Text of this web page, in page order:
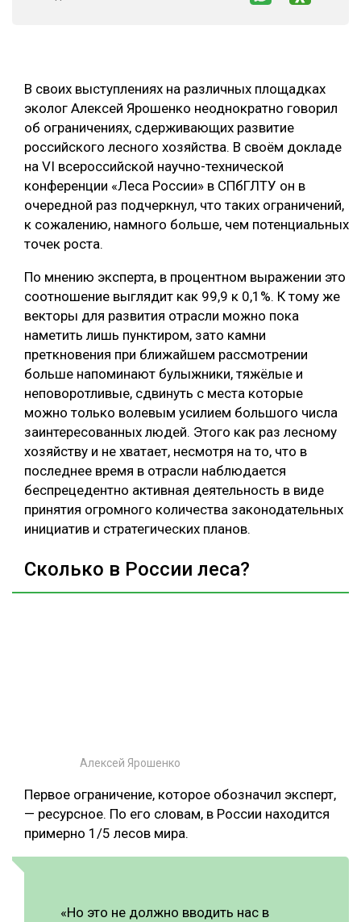
В своих выступлениях на различных площадках
эколог Алексей Ярошенко неоднократно говорил
об ограничениях, сдерживающих развитие
российского лесного хозяйства. В своём докладе
на VI всероссийской научно-технической
конференции «Леса России» в СПбГЛТУ он в
очередной раз подчеркнул, что таких ограничений,
к сожалению, намного больше, чем потенциальных
точек роста.
По мнению эксперта, в процентном выражении это
соотношение выглядит как 99,9 к 0,1%. К тому же
векторы для развития отрасли можно пока
наметить лишь пунктиром, зато камни
преткновения при ближайшем рассмотрении
больше напоминают булыжники, тяжёлые и
неповоротливые, сдвинуть с места которые
можно только волевым усилием большого числа
заинтересованных людей. Этого как раз лесному
хозяйству и не хватает, несмотря на то, что в
последнее время в отрасли наблюдается
беспрецедентно активная деятельность в виде
принятия огромного количества законодательных
инициатив и стратегических планов.
Сколько в России леса?
Алексей Ярошенко
Первое ограничение, которое обозначил эксперт,
— ресурсное. По его словам, в России находится
примерно 1/5 лесов мира.
«Но это не должно вводить нас в